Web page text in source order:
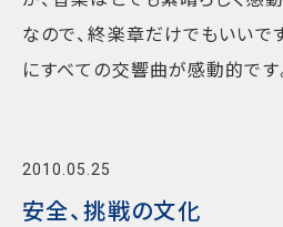
なので、終楽章だけでもいいで
にすべての交響曲が感動的です
2010.05.25
安全、挑戦の文化